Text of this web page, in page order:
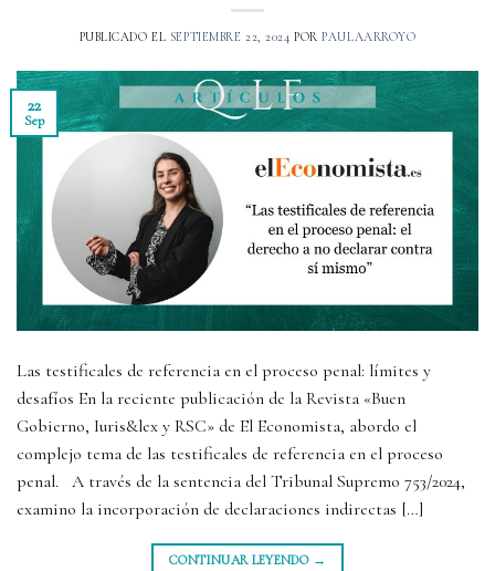
PUBLICADO EL SEPTIEMBRE 22, 2024 PORPAULAARROYO
22
Sep
Las testificales de referencia en el proceso penal: límites y
desafíos En la reciente publicación de la Revista «Buen
Gobierno, Iuris&lex y RSC» de El Economista, abordo el
complejo tema de las testificales de referencia en el proceso
penal. A través de la sentencia del Tribunal Supremo 753/2024,
examino la incorporación de declaraciones indirectas […]
CONTINUAR LEYENDO →